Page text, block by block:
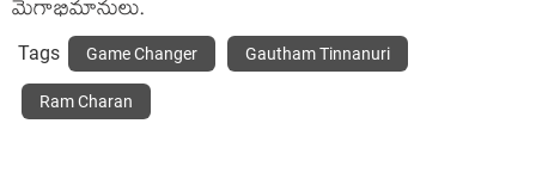
మెగాభిమానులు.
Tags Game Changer Gautham Tinnanuri
Ram Charan